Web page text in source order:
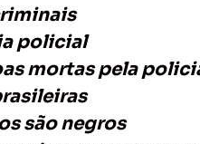
policial
mortas pela
são negros